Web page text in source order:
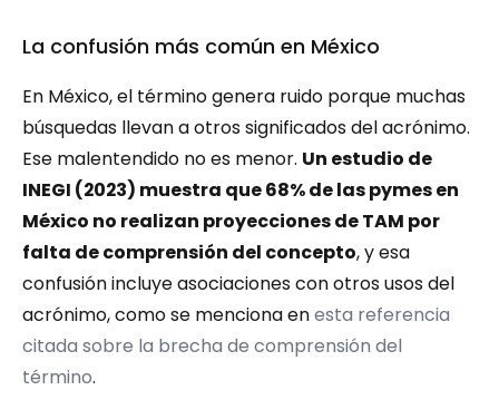
La confusión más común en México
En México, el término genera ruido porque muchas
búsquedas llevan a otros significados del acrónimo.
Ese malentendido no es menor. Un estudio de
INEGI (2023) muestra que 68% de las pymes en
México no realizan proyecciones de TAM por
falta de comprensión del concepto, y esa
confusión incluye asociaciones con otros usos del
acrónimo, como se menciona en esta referencia
citada sobre la brecha de comprensión del
término.